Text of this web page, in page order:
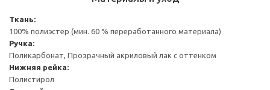
Ткань:
100% полиэстер (мин. 60 % переработанного материала)
Ручка:
Поликарбонат, Прозрачный акриловый лак с оттенком
Нижняя рейка:
Полистирол